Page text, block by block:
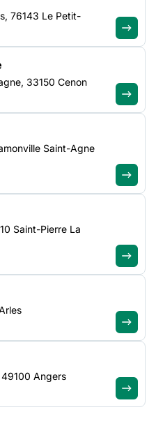
ma-sant-en-
de la
ET LOGEMENT
76143 Le Petit-
33150 Cenon
Saint-Agne
Saint-Pierre La
Angers